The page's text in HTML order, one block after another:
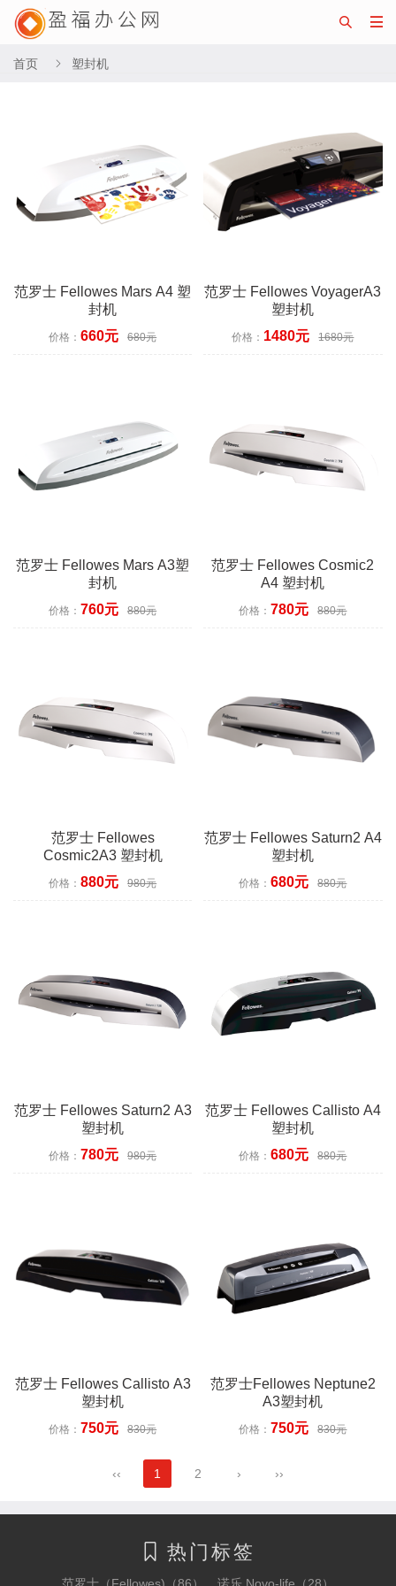


首页  塑封机
范罗士 Fellowes Mars A4 塑
封机
价格：660元 680元
范罗士 Fellowes VoyagerA3
塑封机
价格： 1480元 1680元
范罗士 Fellowes Mars A3塑
封机
价格： 760元 880元
范罗士 Fellowes Cosmic2
A4 塑封机
价格： 780元 880元
范罗士 Fellowes
Cosmic2A3 塑封机
价格：880元 980元
范罗士 Fellowes Saturn2 A4
塑封机
价格：680元 880元
范罗士 Fellowes Saturn2 A3
塑封机
价格： 780元 980元
范罗士 Fellowes Callisto A4
塑封机
价格：680元 880元
范罗士 Fellowes Callisto A3
塑封机
价格： 750元 830元
范罗士Fellowes Neptune2
A3塑封机
价格： 750元 830元
‹‹ 1 2 › ››
 热门标签
范罗士（Fellowes)（86） 诺乐 Novo-life（28）